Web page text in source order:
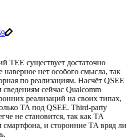
TEE существует достаточно
наверное нет особого смысла, так
по реализациям. Насчёт QSEE
сейчас Qualcomm
реализаций на своих типах,
TA под QSEE. Third-party
не становится, так как TA
и сторонние TA вряд ли